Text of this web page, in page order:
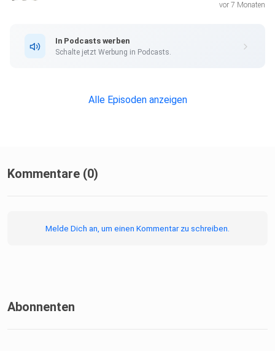
vor 7 Monaten
In Podcasts werben
Schalte jetzt Werbung in Podcasts.
Alle Episoden anzeigen
Kommentare (0)
Melde Dich an, um einen Kommentar zu schreiben.
Abonnenten